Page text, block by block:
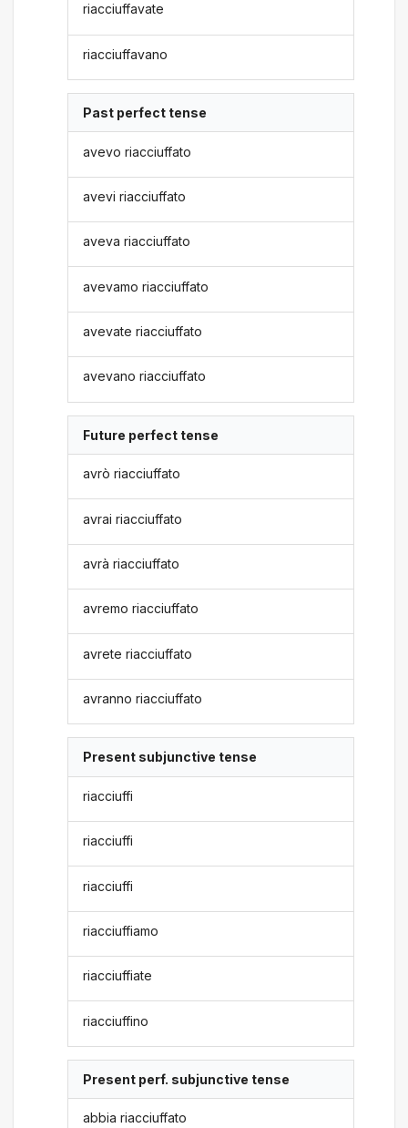
riacciuffavate
riacciuffavano
Past perfect tense
avevo riacciuffato
avevi riacciuffato
aveva riacciuffato
avevamo riacciuffato
avevate riacciuffato
avevano riacciuffato
Future perfect tense
avrò riacciuffato
avrai riacciuffato
avrà riacciuffato
avremo riacciuffato
avrete riacciuffato
avranno riacciuffato
Present subjunctive tense
riacciuffi
riacciuffi
riacciuffi
riacciuffiamo
riacciuffiate
riacciuffino
Present perf. subjunctive tense
abbia riacciuffato